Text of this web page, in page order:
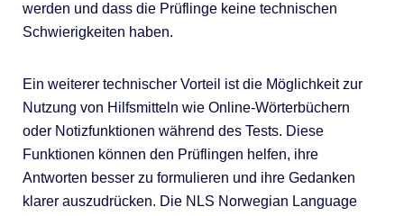
werden und dass die Prüflinge keine technischen
Schwierigkeiten haben.
Ein weiterer technischer Vorteil ist die Möglichkeit zur
Nutzung von Hilfsmitteln wie Online-Wörterbüchern
oder Notizfunktionen während des Tests. Diese
Funktionen können den Prüflingen helfen, ihre
Antworten besser zu formulieren und ihre Gedanken
klarer auszudrücken. Die NLS Norwegian Language